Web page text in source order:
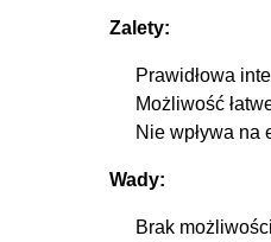
Zalety:
Prawidłowa
Możliwość
Nie wpływa
Wady:
Brak